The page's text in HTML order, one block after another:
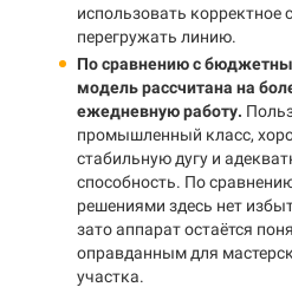
использовать корректное
перегружать линию.
По сравнению с
модель рассчитана на
ежедневную работу.
промышленный класс,
стабильную дугу и
способность. По
решениями здесь нет
зато аппарат остаётся
оправданным для
участка.